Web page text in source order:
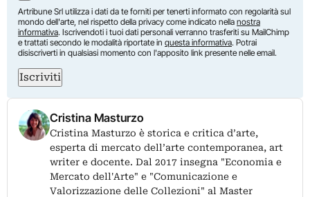
Artribune Srl utilizza i dati da te forniti per tenerti informato con regolarità sul
mondo dell'arte, nel rispetto della privacy come indicato nella nostra
informativa. Iscrivendoti i tuoi dati personali verranno trasferiti su MailChimp
e trattati secondo le modalità riportate in questa informativa. Potrai
disiscriverti in qualsiasi momento con l'apposito link presente nelle email.
Iscriviti
Cristina Masturzo
Cristina Masturzo è storica e critica d’arte,
esperta di mercato dell’arte contemporanea, art
writer e docente. Dal 2017 insegna "Economia e
Mercato dell'Arte" e "Comunicazione e
Valorizzazione delle Collezioni" al Master